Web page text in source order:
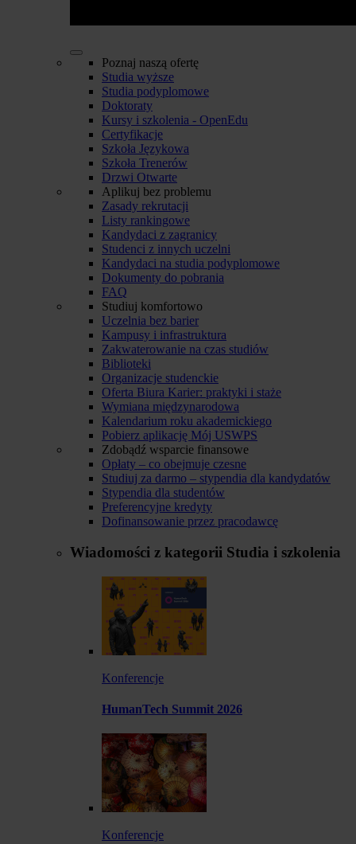
Poznaj naszą ofertę
Studia wyższe
Studia podyplomowe
Doktoraty
Kursy i szkolenia - OpenEdu
Certyfikacje
Szkoła Językowa
Szkoła Trenerów
Drzwi Otwarte
Aplikuj bez problemu
Zasady rekrutacji
Listy rankingowe
Kandydaci z zagranicy
Studenci z innych uczelni
Kandydaci na studia podyplomowe
Dokumenty do pobrania
FAQ
Studiuj komfortowo
Uczelnia bez barier
Kampusy i infrastruktura
Zakwaterowanie na czas studiów
Biblioteki
Organizacje studenckie
Oferta Biura Karier: praktyki i staże
Wymiana międzynarodowa
Kalendarium roku akademickiego
Pobierz aplikację Mój USWPS
Zdobądź wsparcie finansowe
Opłaty – co obejmuje czesne
Studiuj za darmo – stypendia dla kandydatów
Stypendia dla studentów
Preferencyjne kredyty
Dofinansowanie przez pracodawcę
Wiadomości z kategorii Studia i szkolenia
Konferencje
HumanTech Summit 2026
Konferencje